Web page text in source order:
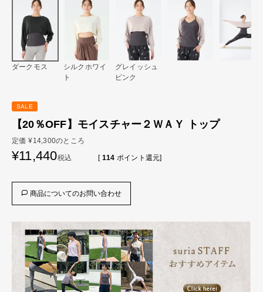
ダークモス
シルクホワイ
ト
グレイッシュ
ピンク
SALE
【20％OFF】モイスチャー２ＷＡＹ トップ
定価 ¥14,300のところ
¥11,440税込 [ 114 ポイント還元]
商品についてのお問い合わせ